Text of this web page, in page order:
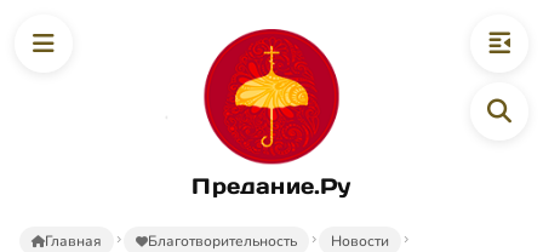
Предание.Ру
Главная Благотворительность
Новости